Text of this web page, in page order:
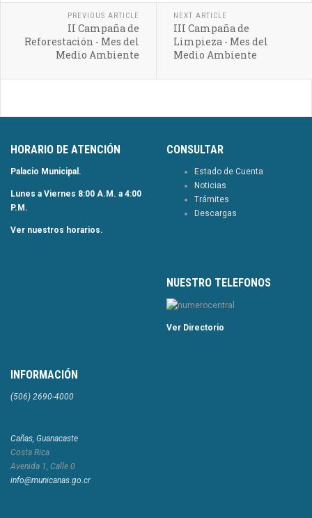
PREVIOUS ARTICLE
II Campaña de
Reforestación - Mes del
Medio Ambiente
NEXT ARTICLE
III Campaña de
Limpieza - Mes del
Medio Ambiente
HORARIO DE ATENCIÓN
Palacio Municipal.
Lunes a Viernes 8:00 A.M. a 4:00
P.M.
Ver nuestros horarios.
CONSULTAR
Estado de Cuenta
Noticias
Trámites
Descargas
NUESTRO TELEFONOS
Ver Directorio
INFORMACIÓN
(506) 2690-4000
Cañas, Guanacaste
Costa Rica
Avenida 1, Calle 0
info@municanas.go.cr